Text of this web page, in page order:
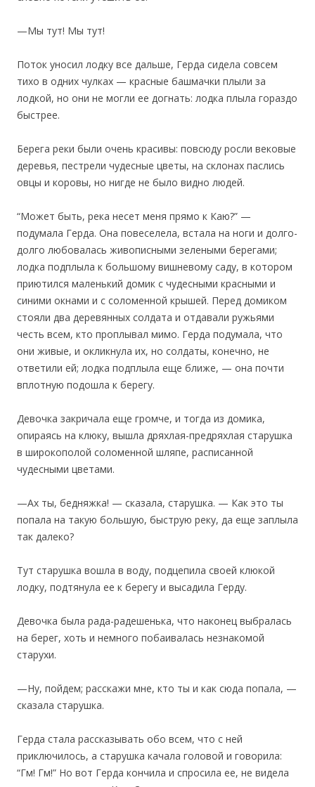
—Мы тут! Мы тут!
Поток уносил лодку все дальше, Герда сидела совсем
тихо в одних чулках — красные башмачки плыли за
лодкой, но они не могли ее догнать: лодка плыла гораздо
быстрее.
Берега реки были очень красивы: повсюду росли вековые
деревья, пестрели чудесные цветы, на склонах паслись
овцы и коровы, но нигде не было видно людей.
“Может быть, река несет меня прямо к Каю?” —
подумала Герда. Она повеселела, встала на ноги и долго-
долго любовалась живописными зелеными берегами;
лодка подплыла к большому вишневому саду, в котором
приютился маленький домик с чудесными красными и
синими окнами и с соломенной крышей. Перед домиком
стояли два деревянных солдата и отдавали ружьями
честь всем, кто проплывал мимо. Герда подумала, что
они живые, и окликнула их, но солдаты, конечно, не
ответили ей; лодка подплыла еще ближе, — она почти
вплотную подошла к берегу.
Девочка закричала еще громче, и тогда из домика,
опираясь на клюку, вышла дряхлая-предряхлая старушка
в широкополой соломенной шляпе, расписанной
чудесными цветами.
—Ах ты, бедняжка! — сказала, старушка. — Как это ты
попала на такую большую, быструю реку, да еще заплыла
так далеко?
Тут старушка вошла в воду, подцепила своей клюкой
лодку, подтянула ее к берегу и высадила Герду.
Девочка была рада-радешенька, что наконец выбралась
на берег, хоть и немного побаивалась незнакомой
старухи.
—Ну, пойдем; расскажи мне, кто ты и как сюда попала, —
сказала старушка.
Герда стала рассказывать обо всем, что с ней
приключилось, а старушка качала головой и говорила:
“Гм! Гм!” Но вот Герда кончила и спросила ее, не видела